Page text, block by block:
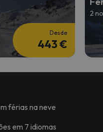
Desde
443 €
2
férias na neve
em 7 idiomas